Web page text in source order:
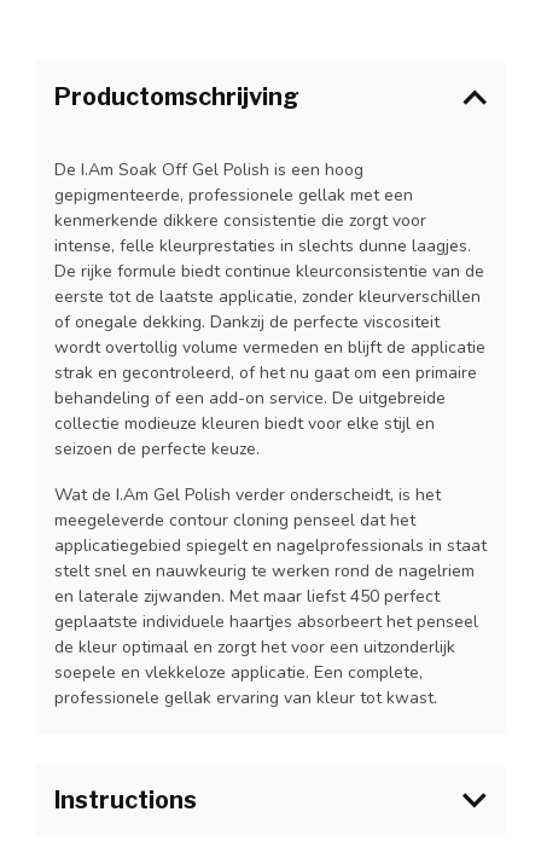
Productomschrijving
De I.Am Soak Off Gel Polish is een hoog
gepigmenteerde, professionele gellak met een
kenmerkende dikkere consistentie die zorgt voor
intense, felle kleurprestaties in slechts dunne laagjes.
De rijke formule biedt continue kleurconsistentie van de
eerste tot de laatste applicatie, zonder kleurverschillen
of onegale dekking. Dankzij de perfecte viscositeit
wordt overtollig volume vermeden en blijft de applicatie
strak en gecontroleerd, of het nu gaat om een primaire
behandeling of een add-on service. De uitgebreide
collectie modieuze kleuren biedt voor elke stijl en
seizoen de perfecte keuze.
Wat de I.Am Gel Polish verder onderscheidt, is het
meegeleverde contour cloning penseel dat het
applicatiegebied spiegelt en nagelprofessionals in staat
stelt snel en nauwkeurig te werken rond de nagelriem
en laterale zijwanden. Met maar liefst 450 perfect
geplaatste individuele haartjes absorbeert het penseel
de kleur optimaal en zorgt het voor een uitzonderlijk
soepele en vlekkeloze applicatie. Een complete,
professionele gellak ervaring van kleur tot kwast.
Instructions